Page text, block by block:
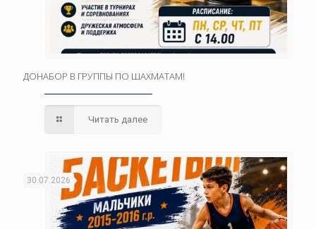
ДОНАБОР В ГРУППЫ ПО ШАХМАТАМ!
Читать далее
30.07.2026